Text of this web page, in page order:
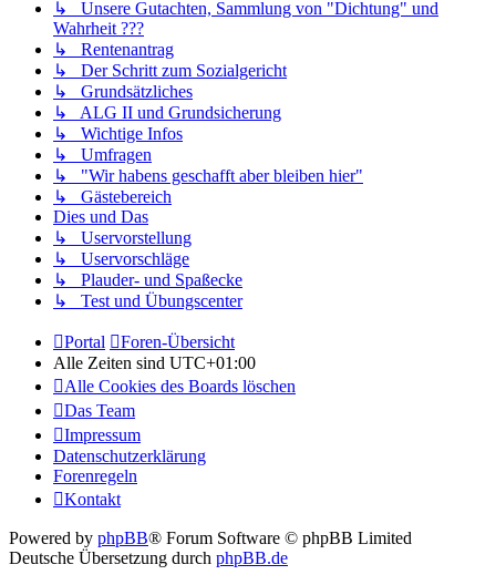
↳ Unsere Gutachten, Sammlung von "Dichtung" und
Wahrheit ???
↳ Rentenantrag
↳ Der Schritt zum Sozialgericht
↳ Grundsätzliches
↳ ALG II und Grundsicherung
↳ Wichtige Infos
↳ Umfragen
↳ "Wir habens geschafft aber bleiben hier"
↳ Gästebereich
Dies und Das
↳ Uservorstellung
↳ Uservorschläge
↳ Plauder- und Spaßecke
↳ Test und Übungscenter
Portal
Foren-Übersicht
Alle Zeiten sind UTC+01:00
Alle Cookies des Boards löschen
Das Team
Impressum
Datenschutzerklärung
Forenregeln
Kontakt
Powered by phpBB® Forum Software © phpBB Limited
Deutsche Übersetzung durch phpBB.de